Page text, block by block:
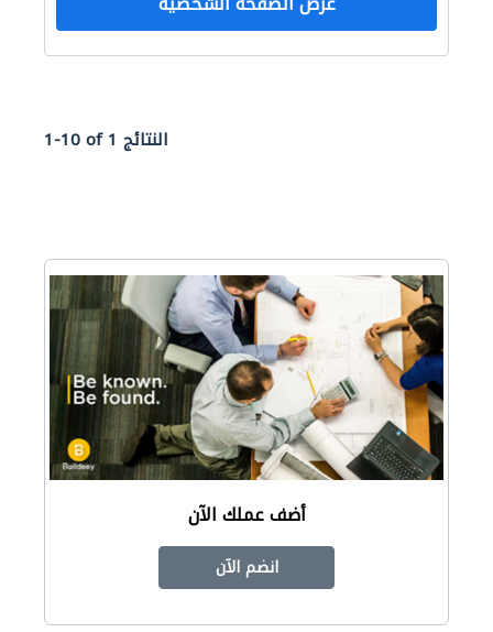
1-10 of 1 النتائج
أضف عملك الآن
انضم الآن